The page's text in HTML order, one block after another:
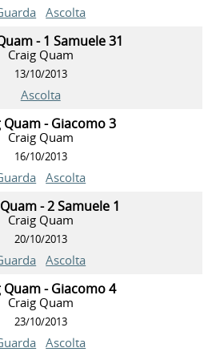
Ascolta
- 1 Samuele 31
Craig Quam
13/10/2013
Ascolta
Quam - Giacomo 3
Craig Quam
16/10/2013
Ascolta
- 2 Samuele 1
Craig Quam
20/10/2013
Ascolta
Quam - Giacomo 4
Craig Quam
23/10/2013
Ascolta